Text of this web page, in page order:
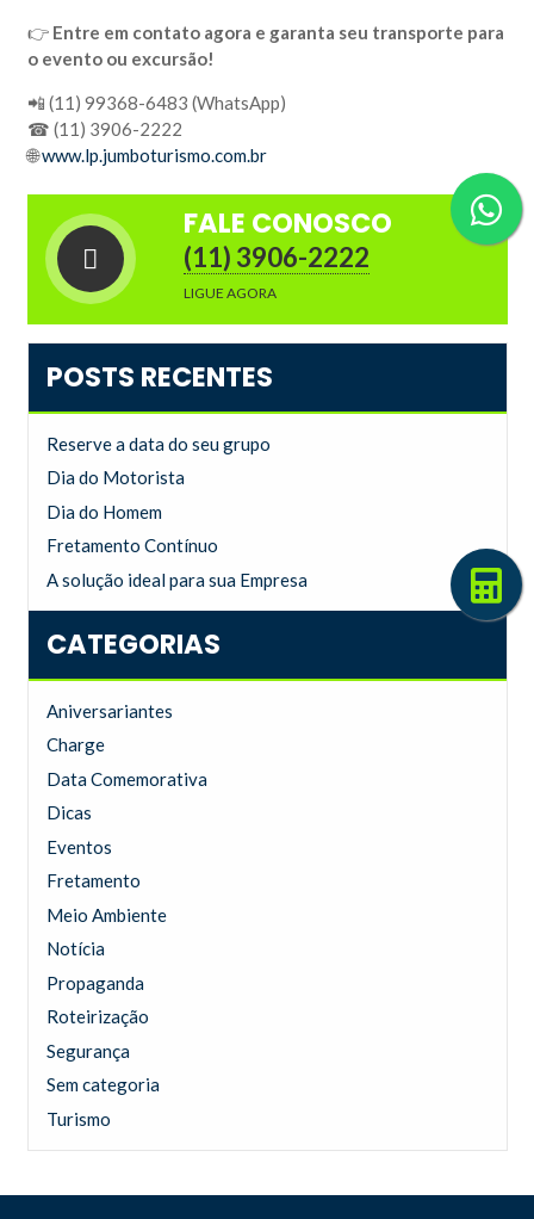
👉 Entre em contato agora e garanta seu transporte para
o evento ou excursão!
📲 (11) 99368-6483 (WhatsApp)
☎ (11) 3906-2222
🌐www.lp.jumboturismo.com.br
FALE CONOSCO
(11) 3906-2222
LIGUE AGORA
POSTS RECENTES
Reserve a data do seu grupo
Dia do Motorista
Dia do Homem
Fretamento Contínuo
A solução ideal para sua Empresa
CATEGORIAS
Aniversariantes
Charge
Data Comemorativa
Dicas
Eventos
Fretamento
Meio Ambiente
Notícia
Propaganda
Roteirização
Segurança
Sem categoria
Turismo